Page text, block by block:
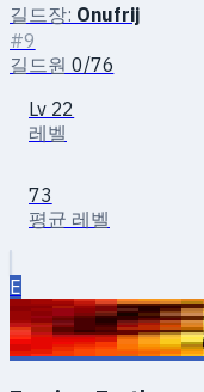
길드장: Onufrij
#9
길드원 0/76
Lv 22
레벨
73
평균 레벨
E